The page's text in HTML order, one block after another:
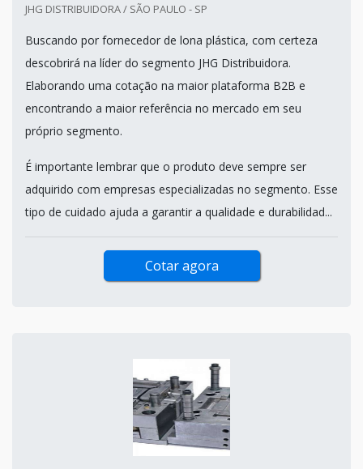
JHG DISTRIBUIDORA / SÃO PAULO - SP
Buscando por fornecedor de lona plástica, com certeza
descobrirá na líder do segmento JHG Distribuidora.
Elaborando uma cotação na maior plataforma B2B e
encontrando a maior referência no mercado em seu
próprio segmento.
É importante lembrar que o produto deve sempre ser
adquirido com empresas especializadas no segmento. Esse
tipo de cuidado ajuda a garantir a qualidade e durabilidad...
Cotar agora